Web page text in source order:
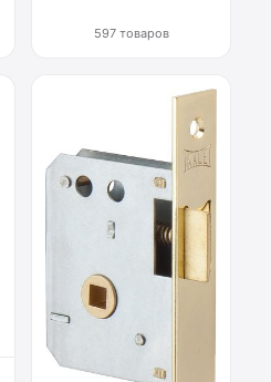
597 товаров